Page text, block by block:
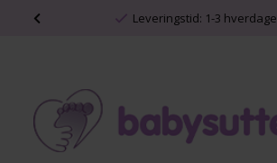
Leveringstid: 1-3 hverdage